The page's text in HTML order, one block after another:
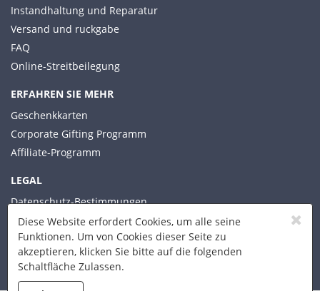
Diese Website erfordert Cookies, um alle seine
Funktionen. Um von Cookies dieser Seite zu
akzeptieren, klicken Sie bitte auf die folgenden
Schaltfläche Zulassen.
Instandhaltung und Reparatur
Versand und ruckgabe
FAQ
Online-Streitbeilegung
ERFAHREN SIE MEHR
Geschenkkarten
Corporate Gifting Programm
Affiliate-Programm
LEGAL
Datenschutz-Bestimmungen
Allgemeine Geschäftsbedingungen